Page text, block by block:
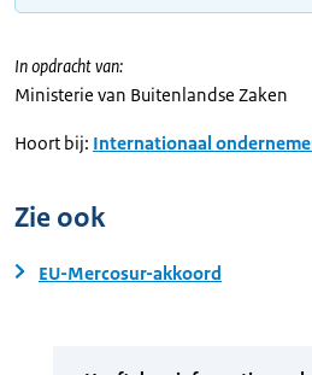
In opdracht van:
Ministerie van Buitenlandse Zaken
Hoort bij: Internationaal
Zie ook
EU-Mercosur-akkoord